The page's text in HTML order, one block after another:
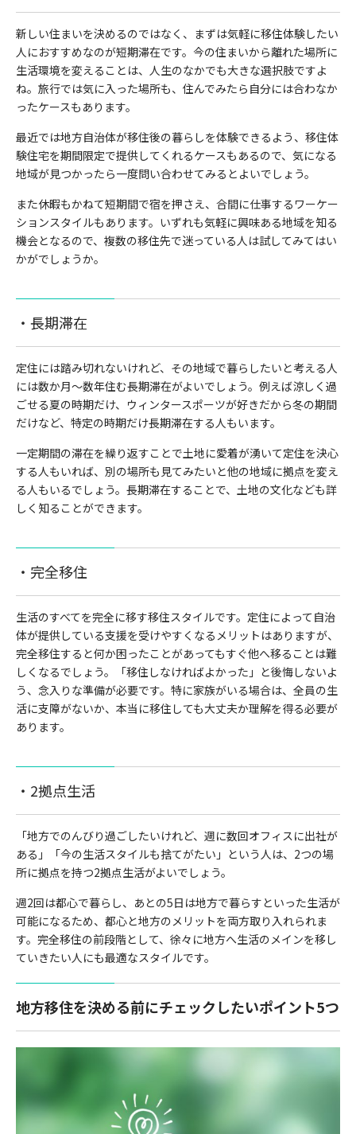
新しい住まいを決めるのではなく、まずは気軽に移住体験したい
人におすすめなのが短期滞在です。今の住まいから離れた場所に
生活環境を変えることは、人生のなかでも大きな選択肢ですよ
ね。旅行では気に入った場所も、住んでみたら自分には合わなか
ったケースもあります。
最近では地方自治体が移住後の暮らしを体験できるよう、移住体
験住宅を期間限定で提供してくれるケースもあるので、気になる
地域が見つかったら一度問い合わせてみるとよいでしょう。
また休暇もかねて短期間で宿を押さえ、合間に仕事するワーケー
ションスタイルもあります。いずれも気軽に興味ある地域を知る
機会となるので、複数の移住先で迷っている人は試してみてはい
かがでしょうか。
・長期滞在
定住には踏み切れないけれど、その地域で暮らしたいと考える人
には数か月〜数年住む長期滞在がよいでしょう。例えば涼しく過
ごせる夏の時期だけ、ウィンタースポーツが好きだから冬の期間
だけなど、特定の時期だけ長期滞在する人もいます。
一定期間の滞在を繰り返すことで土地に愛着が湧いて定住を決心
する人もいれば、別の場所も見てみたいと他の地域に拠点を変え
る人もいるでしょう。長期滞在することで、土地の文化なども詳
しく知ることができます。
・完全移住
生活のすべてを完全に移す移住スタイルです。定住によって自治
体が提供している支援を受けやすくなるメリットはありますが、
完全移住すると何か困ったことがあってもすぐ他へ移ることは難
しくなるでしょう。「移住しなければよかった」と後悔しないよ
う、念入りな準備が必要です。 特に家族がいる場合は、全員の生
活に支障がないか、本当に移住しても大丈夫か理解を得る必要が
あります。
・2拠点生活
「地方でのんびり過ごしたいけれど、週に数回オフィスに出社が
ある」「今の生活スタイルも捨てがたい」という人は、2つの場
所に拠点を持つ2拠点生活がよいでしょう。
週2回は都心で暮らし、あとの5日は地方で暮らすといった生活が
可能になるため、都心と地方のメリットを両方取り入れられま
す。完全移住の前段階として、徐々に地方へ生活のメインを移し
ていきたい人にも最適なスタイルです。
地方移住を決める前にチェックしたいポイント5つ